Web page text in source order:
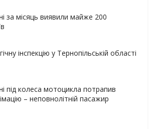
за місяць виявили майже 200
інспекцію у Тернопільській області
під колеса мотоцикла потрапив
– неповнолітній пасажир